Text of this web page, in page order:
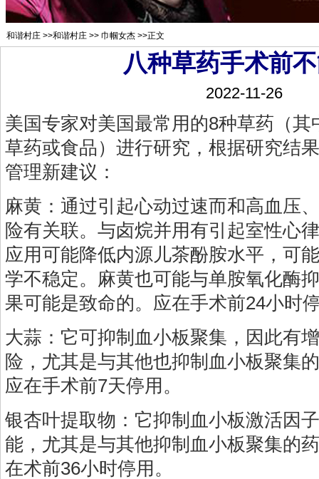
和谐村庄 >>和谐村庄 >> 巾帼女杰 >>正文
八种草药手术前
2022-11-26
美国专家对美国最常用的8种草药（其
草药或食品）进行研究，根据研究结
管理新建议：
麻黄：通过引起心动过速而和高血压
险有关联。与卤烷并用有引起室性心
应用可能降低内源儿茶酚胺水平，可
学不稳定。麻黄也可能与单胺氧化酶
果可能是致命的。应在手术前24小时
大蒜：它可抑制血小板聚集，因此有
险，尤其是与其他也抑制血小板聚集
应在手术前7天停用。
银杏叶提取物：它抑制血小板激活因
能，尤其是与其他抑制血小板聚集的
在术前36小时停用。